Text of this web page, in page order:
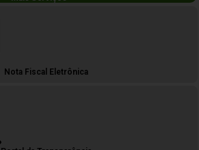
Nota Fiscal Eletrônica